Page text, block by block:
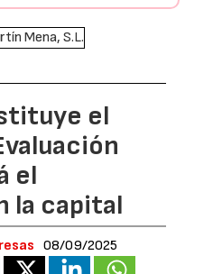
el
el
la capital
08/09/2025